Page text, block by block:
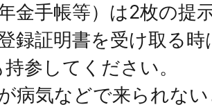
金手帳等）は2枚の提
録証明書を受け取る
持参してください。
病気などで来られな